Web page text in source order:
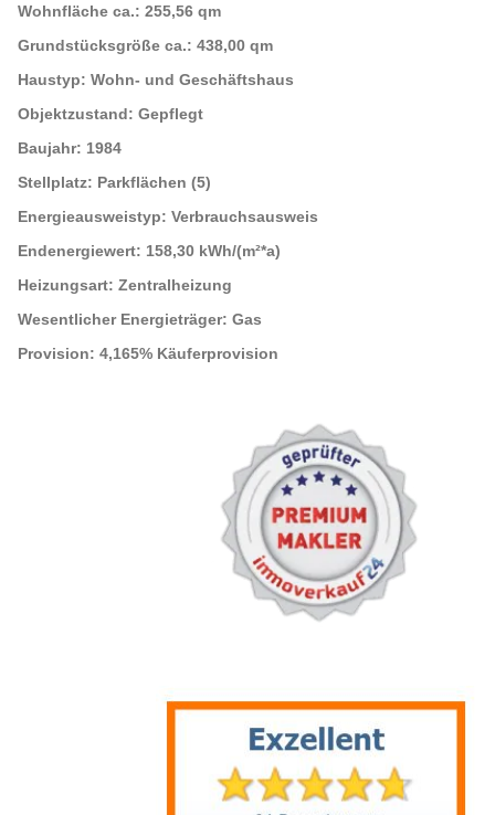
Wohnfläche ca.: 255,56 qm
Grundstücksgröße ca.: 438,00 qm
Haustyp: Wohn- und Geschäftshaus
Objektzustand: Gepflegt
Baujahr: 1984
Stellplatz: Parkflächen (5)
Energieausweistyp: Verbrauchsausweis
Endenergiewert: 158,30 kWh/(m²*a)
Heizungsart: Zentralheizung
Wesentlicher Energieträger: Gas
Provision: 4,165% Käuferprovision